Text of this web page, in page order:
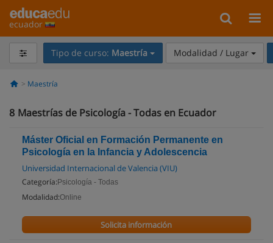
ecuador
Tipo de curso: Maestría Modalidad / Lugar
Maestría
8 Maestrías de Psicología - Todas en Ecuador
Máster Oficial en Formación Permanente en
Psicología en la Infancia y Adolescencia
Universidad Internacional de Valencia (VIU)
Categoría: Psicología - Todas
Modalidad:Online
Solicita información